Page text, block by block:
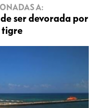
A:
ser devorada por
tigre